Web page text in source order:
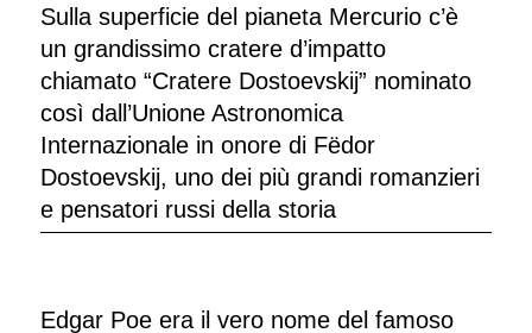
Sulla superficie del pianeta Mercurio c’è
un grandissimo cratere d’impatto
chiamato “Cratere Dostoevskij” nominato
così dall’Unione Astronomica
Internazionale in onore di Fëdor
Dostoevskij, uno dei più grandi romanzieri
e pensatori russi della storia
Edgar Poe era il vero nome del famoso